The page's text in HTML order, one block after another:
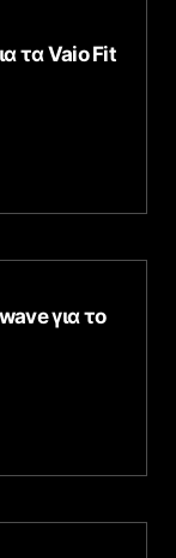
τα Vaio Fit
για το